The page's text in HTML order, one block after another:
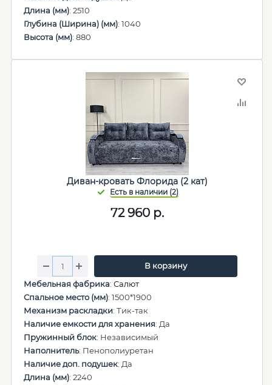
Длина (мм): 2510
Глубина (Ширина) (мм): 1040
Высота (мм): 880
Диван-кровать Флорида (2 кат)
72 960 р.
В корзину
Мебельная фабрика: Салют
Спальное место (мм): 1500*1900
Механизм раскладки: Тик-так
Наличие емкости для хранения: Да
Пружинный блок: Независимый
Наполнитель: Пенополиуретан
Наличие доп. подушек: Да
Длина (мм): 2240